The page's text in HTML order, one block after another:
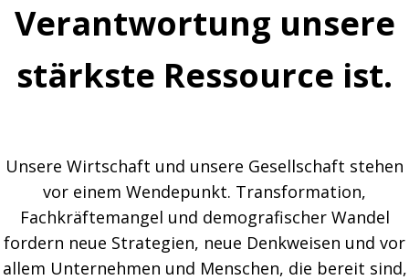
Verantwortung unsere
stärkste Ressource ist.
Unsere Wirtschaft und unsere Gesellschaft stehen
vor einem Wendepunkt. Transformation,
Fachkräftemangel und demografischer Wandel
fordern neue Strategien, neue Denkweisen und vor
allem Unternehmen und Menschen, die bereit sind,